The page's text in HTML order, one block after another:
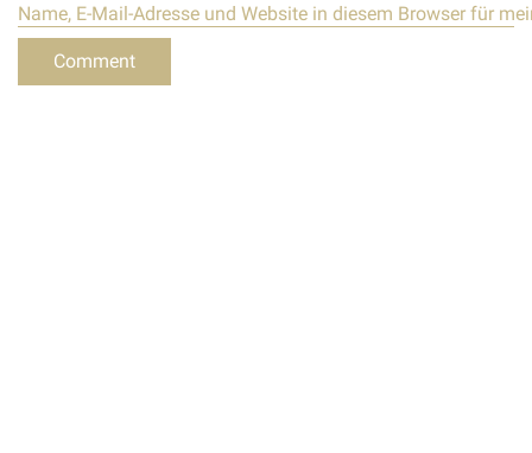
Name, E-Mail-Adresse und Website in diesem Browser für